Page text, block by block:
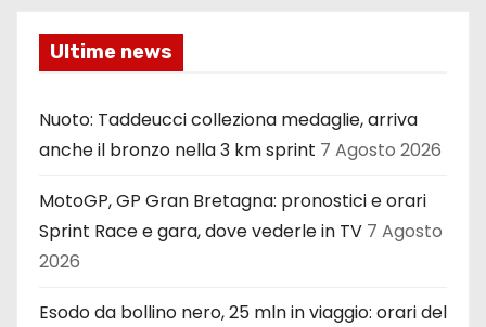
Ultime news
Nuoto: Taddeucci colleziona medaglie, arriva
anche il bronzo nella 3 km sprint 7 Agosto 2026
MotoGP, GP Gran Bretagna: pronostici e orari
Sprint Race e gara, dove vederle in TV 7 Agosto
2026
Esodo da bollino nero, 25 mln in viaggio: orari del